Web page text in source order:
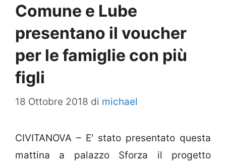
Comune e Lube
presentano il voucher
per le famiglie con più
figli
18 Ottobre 2018 di michael
CIVITANOVA – E' stato presentato questa
mattina a palazzo Sforza il progetto